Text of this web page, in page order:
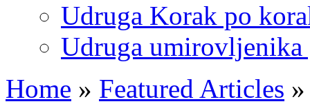
Udruga Korak po
Udruga umirovljenika
Home » Featured Articles »